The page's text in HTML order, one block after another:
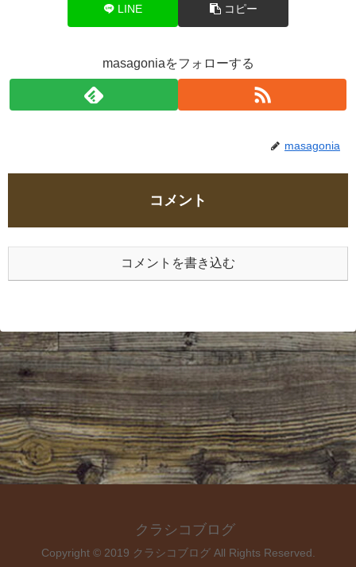
LINE コピー
masagoniaをフォローする
masagonia
コメント
コメントを書き込む
クラシコブログ
Copyright © 2019 クラシコブログ All Rights Reserved.